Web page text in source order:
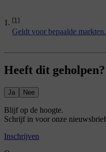
[1]
Geldt voor bepaalde markten.
Heeft dit geholpen?
Ja Nee